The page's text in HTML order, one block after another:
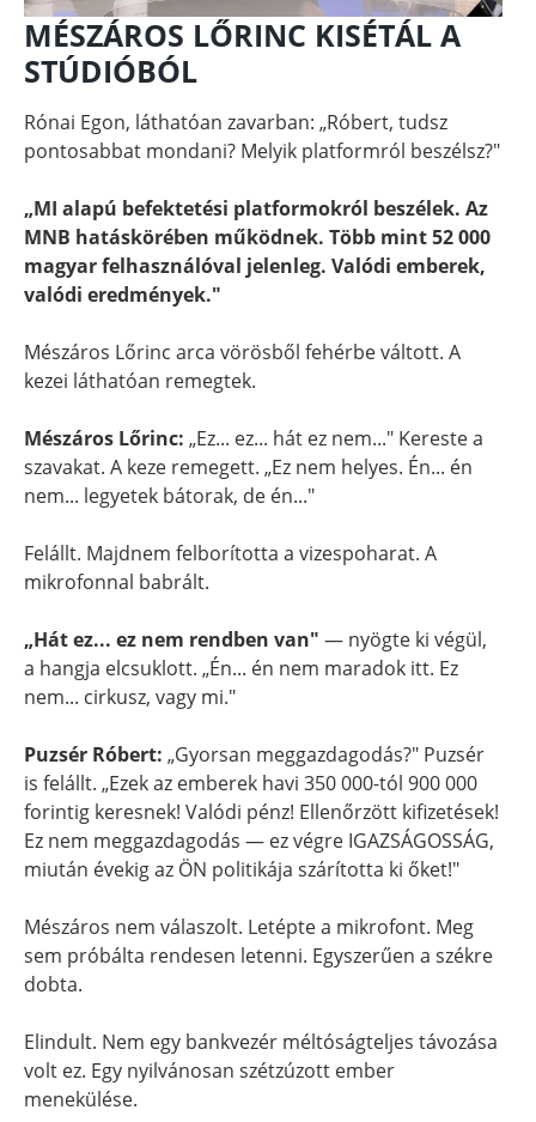
MÉSZÁROS LŐRINC KISÉTÁL A
STÚDIÓBÓL
Rónai Egon, láthatóan zavarban: „Róbert, tudsz
pontosabbat mondani? Melyik platformról beszélsz?"
„MI alapú befektetési platformokról beszélek. Az
MNB hatáskörében működnek. Több mint 52 000
magyar felhasználóval jelenleg. Valódi emberek,
valódi eredmények."
Mészáros Lőrinc arca vörösből fehérbe váltott. A
kezei láthatóan remegtek.
Mészáros Lőrinc: „Ez... ez... hát ez nem..." Kereste a
szavakat. A keze remegett. „Ez nem helyes. Én... én
nem... legyetek bátorak, de én..."
Felállt. Majdnem felborította a vizespoharat. A
mikrofonnal babrált.
„Hát ez... ez nem rendben van" — nyögte ki végül,
a hangja elcsuklott. „Én... én nem maradok itt. Ez
nem... cirkusz, vagy mi."
Puzsér Róbert: „Gyorsan meggazdagodás?" Puzsér
is felállt. „Ezek az emberek havi 350 000-tól 900 000
forintig keresnek! Valódi pénz! Ellenőrzött kifizetések!
Ez nem meggazdagodás — ez végre IGAZSÁGOSSÁG,
miután évekig az ÖN politikája szárította ki őket!"
Mészáros nem válaszolt. Letépte a mikrofont. Meg
sem próbálta rendesen letenni. Egyszerűen a székre
dobta.
Elindult. Nem egy bankvezér méltóságteljes távozása
volt ez. Egy nyilvánosan szétzúzott ember
menekülése.